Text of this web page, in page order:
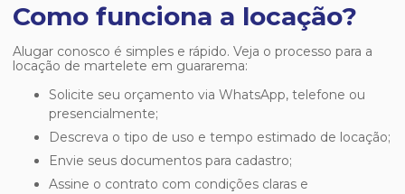
Como funciona a locação?
Alugar conosco é simples e rápido. Veja o processo para a
locação de martelete em guararema:
Solicite seu orçamento via WhatsApp, telefone ou
presencialmente;
Descreva o tipo de uso e tempo estimado de locação;
Envie seus documentos para cadastro;
Assine o contrato com condições claras e